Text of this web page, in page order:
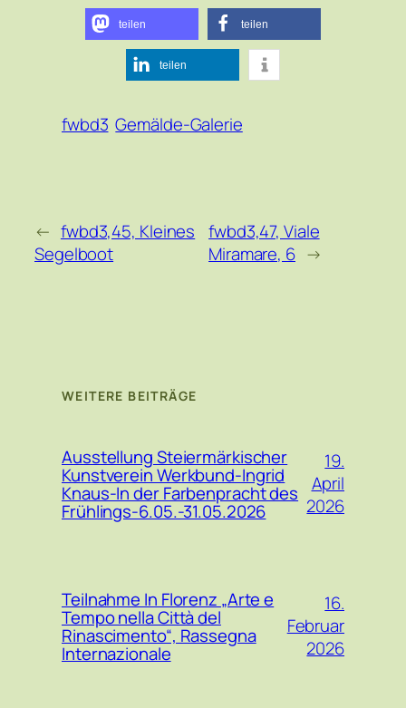
teilen teilen
teilen
fwbd3 Gemälde-Galerie
← fwbd3,45, Kleines
Segelboot
fwbd3,47, Viale
Miramare, 6 →
WEITERE BEITRÄGE
Ausstellung Steiermärkischer
Kunstverein Werkbund-Ingrid
Knaus-In der Farbenpracht des
Frühlings-6.05.-31.05.2026
19.
April
2026
Teilnahme In Florenz „Arte e
Tempo nella Città del
Rinascimento“, Rassegna
Internazionale
16.
Februar
2026